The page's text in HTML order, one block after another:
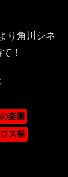
り角川シネ
！
楽園
ス祭